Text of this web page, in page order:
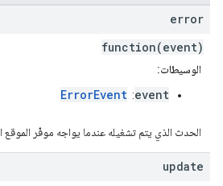
error
function(event)
الوسيطات:
event
:
ErrorEvent
الحدث الذي يتم تشغيله عندما يواجه موفّر
update